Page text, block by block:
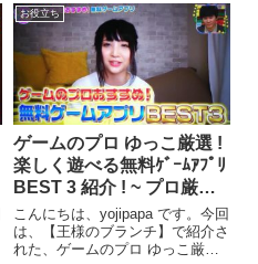
えします。番組名王様のブランチ
渡部・栞里のマイベスト弁当&ス
ノーマン向井・目黒お買い物出演
者渡部建(アン...
お役立ち
ゲームのプロ ゆっこ厳選 !
楽しく遊べる無料ｹﾞｰﾑｱﾌﾟﾘ
BEST 3 紹介 ! ~ プロ厳選 !
家族で遊べる無料ｹﾞｰﾑｱﾌﾟﾘ
BEST 3 ! ~【王様のﾌﾞﾗﾝ
ﾁ】
こんにちは、yojipapa です。今回
は、【王様のブランチ】で紹介さ
れた、ゲームのプロ ゆっこ厳